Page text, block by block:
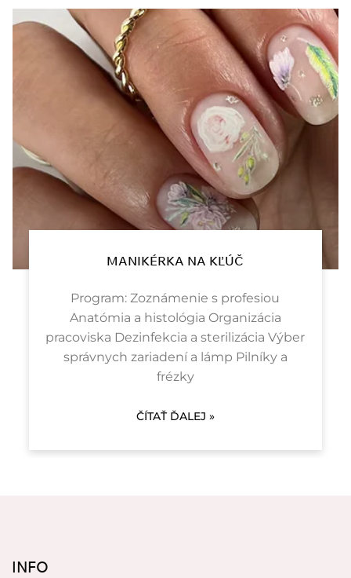
MANIKÉRKA NA KĽÚČ
Program: Zoznámenie s profesiou
Anatómia a histológia Organizácia
pracoviska Dezinfekcia a sterilizácia Výber
správnych zariadení a lámp Pilníky a
frézky
ČÍTAŤ ĎALEJ »
INFO